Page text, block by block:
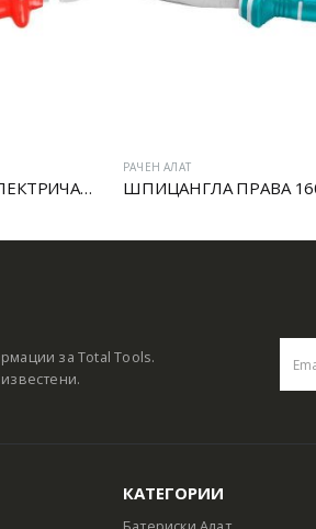
VDE ЦВИКЦАНГЛА ЗА ЕЛЕКТРИЧАРИ
РАЧЕН АЛАТ
ШПИЦАНГЛА ПРАВА
за Total Tools.
КАТЕГОРИИ